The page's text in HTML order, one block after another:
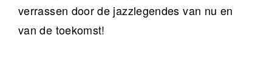
verrassen door de jazzlegendes van nu en
van de toekomst!